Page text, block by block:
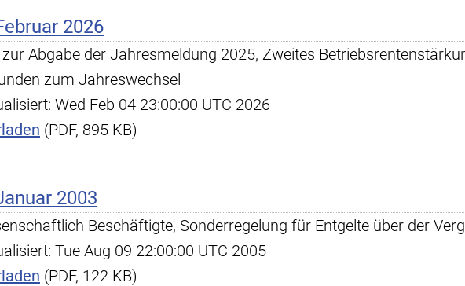
2026
Abgabe der Jahresmeldung 2025, Zweites
zum Jahreswechsel
Wed Feb 04 23:00:00 UTC 2026
(PDF, 895 KB)
2003
Beschäftigte, Sonderregelung für Entgelte über der
Tue Aug 09 22:00:00 UTC 2005
(PDF, 122 KB)